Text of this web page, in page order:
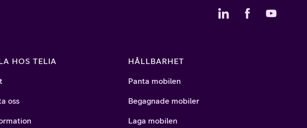
HOS TELIA
oss
HÅLLBARHET
Panta mobilen
Begagnade mobiler
Laga mobilen